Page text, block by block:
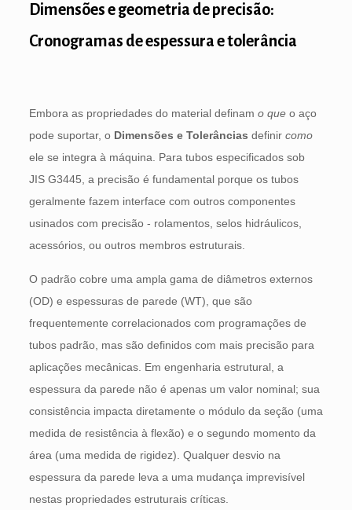
Dimensões e geometria de precisão:
Cronogramas de espessura e tolerância
Embora as propriedades do material definam o queo aço
pode suportar, o Dimensões e Tolerâncias definir como
ele se integra à máquina. Para tubos especificados sob
JIS G3445, a precisão é fundamental porque os tubos
geralmente fazem interface com outros componentes
usinados com precisão - rolamentos, selos hidráulicos,
acessórios, ou outros membros estruturais.
O padrão cobre uma ampla gama de diâmetros externos
(OD) e espessuras de parede (WT), que são
frequentemente correlacionados com programações de
tubos padrão, mas são definidos com mais precisão para
aplicações mecânicas. Em engenharia estrutural, a
espessura da parede não é apenas um valor nominal; sua
consistência impacta diretamente o módulo da seção (uma
medida de resistência à flexão) e o segundo momento da
área (uma medida de rigidez). Qualquer desvio na
espessura da parede leva a uma mudança imprevisível
nestas propriedades estruturais críticas.